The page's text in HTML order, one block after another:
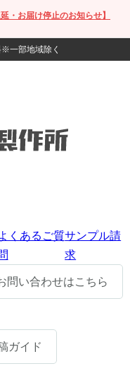
・お届け停止のお知らせ】
一部地域除く
くあるご質サンプル請
求
問い合わせはこちら
ガイド